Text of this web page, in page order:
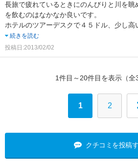
長旅で疲れているときにのんびりと川を眺
を飲むのはなかなか良いです。
ホテルのツアーデスクで４５ドル、少し高
続きを読む
投稿日:2013/02/02
1件目～20件目を表示（全
1 2
クチコミを投稿